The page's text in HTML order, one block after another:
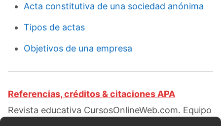
Acta constitutiva de una sociedad anónima
Tipos de actas
Objetivos de una empresa
Referencias, créditos & citaciones APA
Revista educativa CursosOnlineWeb.com. Equipo